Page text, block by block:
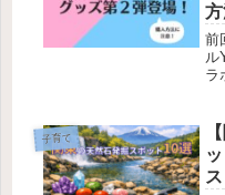
前
ル
ラ
子育て